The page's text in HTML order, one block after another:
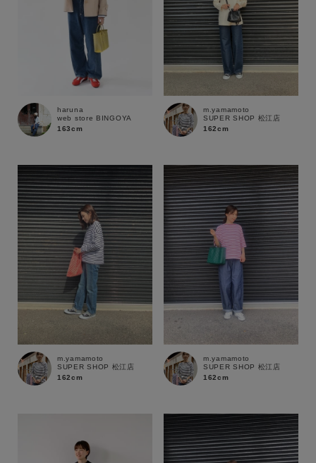
haruna
web store BINGOYA
163cm
m.yamamoto
SUPER SHOP 松江店
162cm
m.yamamoto
SUPER SHOP 松江店
162cm
m.yamamoto
SUPER SHOP 松江店
162cm